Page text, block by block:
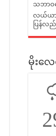
သဘာဝ
လယ်ယာမ
ပြန်လ
မိုးလ